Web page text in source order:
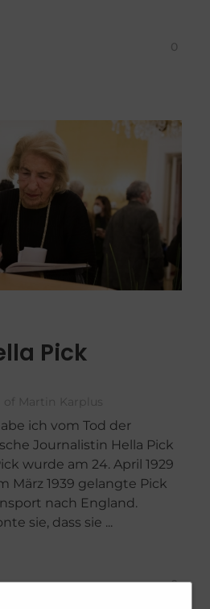
0
Pick
Martin Karplus
ich vom Tod der
Journalistin Hella Pick
wurde am 24. April 1929
März 1939 gelangte Pick
nach England.
sie, dass sie ...
0